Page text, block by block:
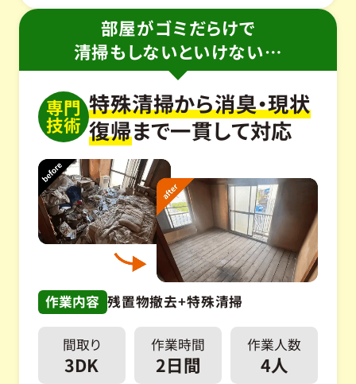
部屋がゴミだらけで
清掃もしないといけない…
専門
技術
特殊清掃から消臭・現状
復帰まで一貫して対応
作業内容 残置物撤去+特殊清掃
間取り
3DK
作業時間
2日間
作業人数
4人